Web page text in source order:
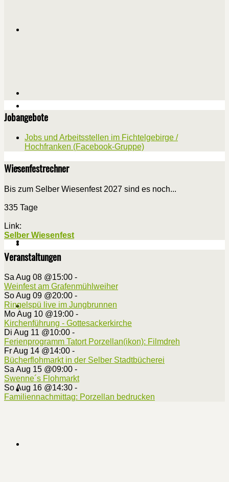
Jobangebote
Jobs und Arbeitsstellen im Fichtelgebirge /
Hochfranken (Facebook-Gruppe)
Wiesenfestrechner
Bis zum Selber Wiesenfest 2027 sind es noch...
335 Tage
Link:
Selber Wiesenfest
Veranstaltungen
Sa Aug 08 @15:00 -
Weinfest am Grafenmühlweiher
So Aug 09 @20:00 -
Ringelspü live im Jungbrunnen
Mo Aug 10 @19:00 -
Kirchenführung - Gottesackerkirche
Di Aug 11 @10:00 -
Ferienprogramm Tatort Porzellan(ikon): Filmdreh
Fr Aug 14 @14:00 -
Bücherflohmarkt in der Selber Stadtbücherei
Sa Aug 15 @09:00 -
Swenne´s Flohmarkt
So Aug 16 @14:30 -
Familiennachmittag: Porzellan bedrucken